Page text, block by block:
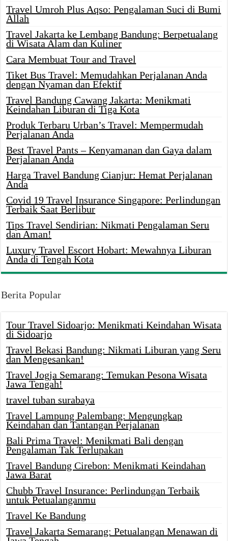
Travel Umroh Plus Aqso: Pengalaman Suci di Bumi
Allah
Travel Jakarta ke Lembang Bandung: Berpetualang
di Wisata Alam dan Kuliner
Cara Membuat Tour and Travel
Tiket Bus Travel: Memudahkan Perjalanan Anda
dengan Nyaman dan Efektif
Travel Bandung Cawang Jakarta: Menikmati
Keindahan Liburan di Tiga Kota
Produk Terbaru Urban’s Travel: Mempermudah
Perjalanan Anda
Best Travel Pants – Kenyamanan dan Gaya dalam
Perjalanan Anda
Harga Travel Bandung Cianjur: Hemat Perjalanan
Anda
Covid 19 Travel Insurance Singapore: Perlindungan
Terbaik Saat Berlibur
Tips Travel Sendirian: Nikmati Pengalaman Seru
dan Aman!
Luxury Travel Escort Hobart: Mewahnya Liburan
Anda di Tengah Kota
Berita Popular
Tour Travel Sidoarjo: Menikmati Keindahan Wisata
di Sidoarjo
Travel Bekasi Bandung: Nikmati Liburan yang Seru
dan Mengesankan!
Travel Jogja Semarang: Temukan Pesona Wisata
Jawa Tengah!
travel tuban surabaya
Travel Lampung Palembang: Mengungkap
Keindahan dan Tantangan Perjalanan
Bali Prima Travel: Menikmati Bali dengan
Pengalaman Tak Terlupakan
Travel Bandung Cirebon: Menikmati Keindahan
Jawa Barat
Chubb Travel Insurance: Perlindungan Terbaik
untuk Petualanganmu
Travel Ke Bandung
Travel Jakarta Semarang: Petualangan Menawan di